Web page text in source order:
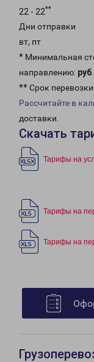
22 - 22**
Дни отправки
вт, пт
* Минимальная
направлению: руб.
** Срок перевозки
Рассчитайте в
доставки.
Скачать
Тарифы на
Тарифы на
Тарифы на